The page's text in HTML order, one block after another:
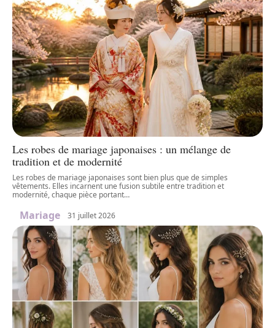
Les robes de mariage japonaises : un mélange de
tradition et de modernité
Les robes de mariage japonaises sont bien plus que de simples
vêtements. Elles incarnent une fusion subtile entre tradition et
modernité, chaque pièce portant…
Mariage 31 juillet 2026